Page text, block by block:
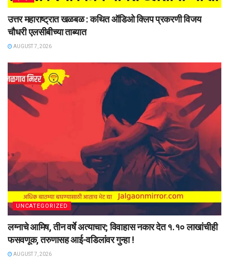
उत्तर महाराष्ट्रात खळबळ : कथित ऑडिओ क्लिप प्रकरणी विजय
चौधरी एलसीबीच्या ताब्यात
AUGUST 7, 2026
UNCATEGORIZED
लग्नाचे आमिष, तीन वर्षे अत्याचार; विवाहास नकार देत १.१० लाखांचीही
फसवणूक, तरुणासह आई-वडिलांवर गुन्हा !
AUGUST 7, 2026